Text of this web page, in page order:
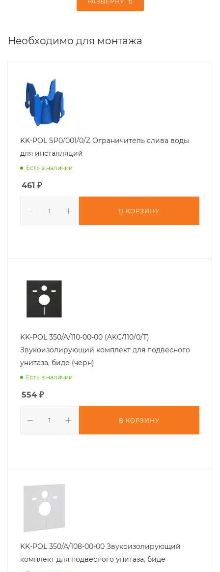
Необходимо для монтажа
KK-POL SP0/001/0/Z Ограничитель слива воды
для инсталляций
Есть в наличии
461 ₽
В КОРЗИНУ
KK-POL 350/A/110-00-00 (AKC/110/0/T)
Звукоизолирующий комплект для подвесного
унитаза, биде (черн)
Есть в наличии
554 ₽
В КОРЗИНУ
KK-POL 350/A/108-00-00 Звукоизолирующий
комплект для подвесного унитаза, биде